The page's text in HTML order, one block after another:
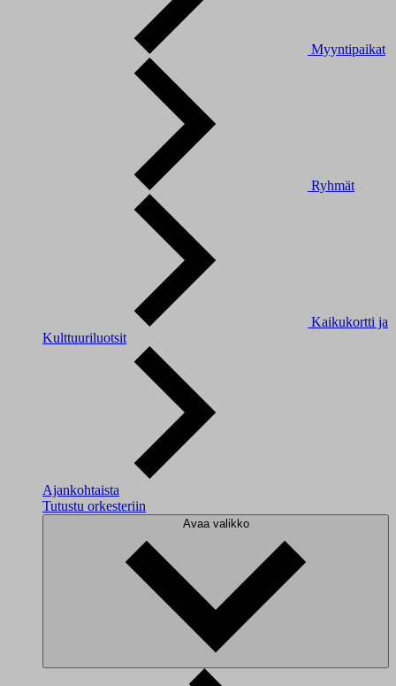
Myyntipaikat
Ryhmät
Kaikukortti ja
Kulttuuriluotsit
Ajankohtaista
Tutustu orkesteriin
Avaa valikko